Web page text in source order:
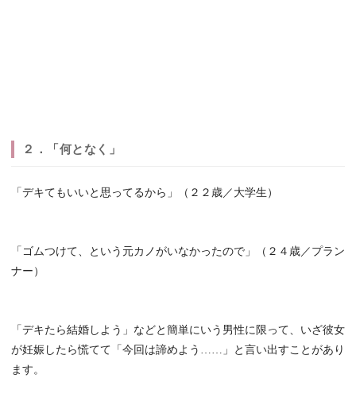
２．「何となく」
「デキてもいいと思ってるから」（２２歳／大学生）
「ゴムつけて、という元カノがいなかったので」（２４歳／プラン
ナー）
「デキたら結婚しよう」などと簡単にいう男性に限って、いざ彼女
が妊娠したら慌てて「今回は諦めよう……」と言い出すことがあり
ます。